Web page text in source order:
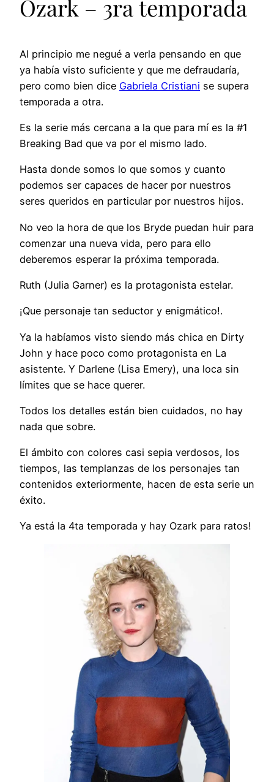
Ozark – 3ra temporada
Al principio me negué a verla pensando en que
ya había visto suficiente y que me defraudaría,
pero como bien dice Gabriela Cristiani se supera
temporada a otra.
Es la serie más cercana a la que para mí es la #1
Breaking Bad que va por el mismo lado.
Hasta donde somos lo que somos y cuanto
podemos ser capaces de hacer por nuestros
seres queridos en particular por nuestros hijos.
No veo la hora de que los Bryde puedan huir para
comenzar una nueva vida, pero para ello
deberemos esperar la próxima temporada.
Ruth (Julia Garner) es la protagonista estelar.
¡Que personaje tan seductor y enigmático!.
Ya la habíamos visto siendo más chica en Dirty
John y hace poco como protagonista en La
asistente. Y Darlene (Lisa Emery), una loca sin
límites que se hace querer.
Todos los detalles están bien cuidados, no hay
nada que sobre.
El ámbito con colores casi sepia verdosos, los
tiempos, las templanzas de los personajes tan
contenidos exteriormente, hacen de esta serie un
éxito.
Ya está la 4ta temporada y hay Ozark para ratos!